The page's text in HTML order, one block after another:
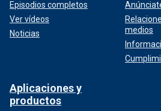
Episodios completos
Ver vídeos
Noticias
medios
Aplicaciones y
productos